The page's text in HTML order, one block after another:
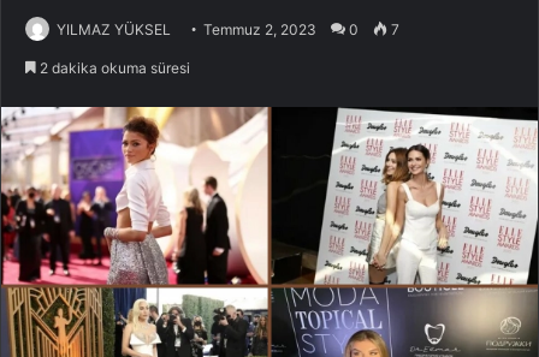
YILMAZ YÜKSEL Temmuz 2, 2023 0 7
2 dakika okuma süresi